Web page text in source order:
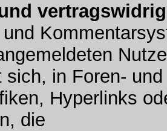
sich, in Foren-
Hyperlinks
die